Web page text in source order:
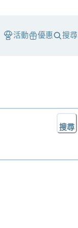
活動 優惠 搜尋
搜尋